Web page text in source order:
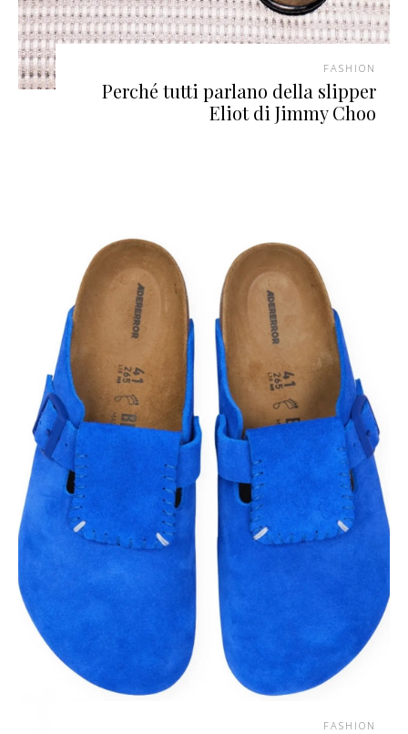
FASHION
Perché tutti parlano della slipper
Eliot di Jimmy Choo
FASHION